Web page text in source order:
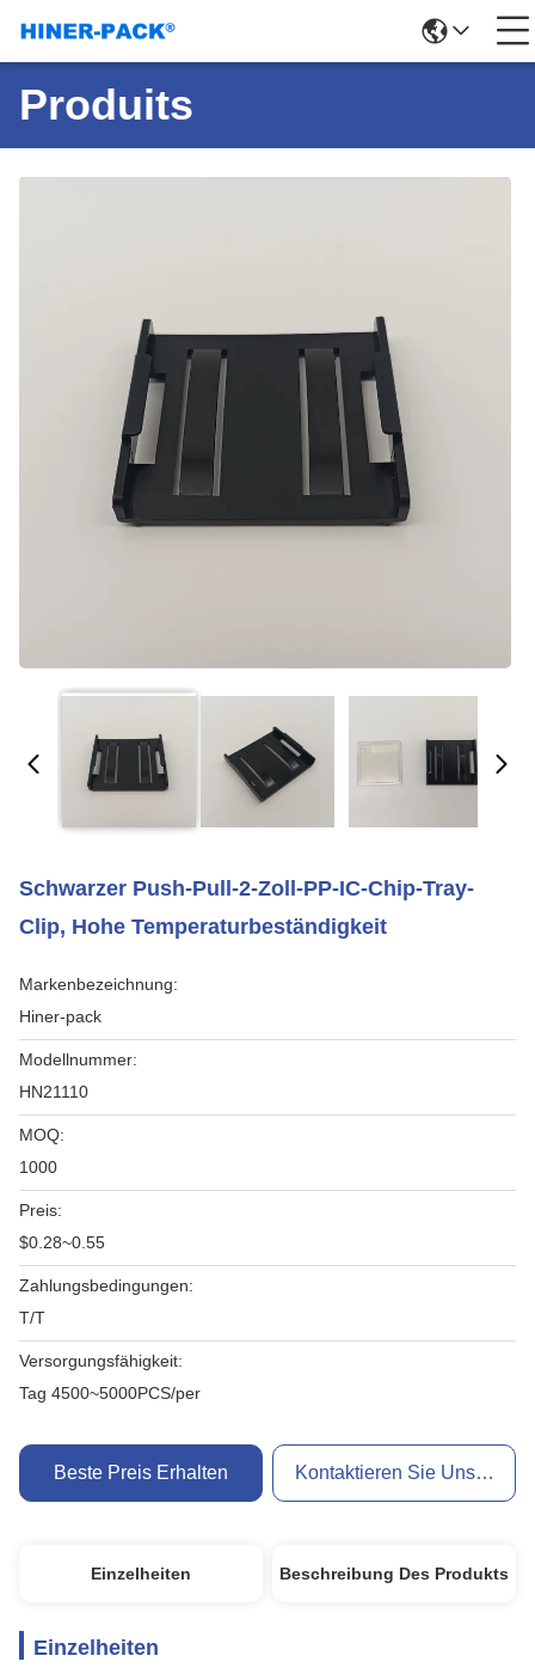
Produits
Schwarzer Push-Pull-2-Zoll-PP-IC-Chip-Tray-
Clip, Hohe Temperaturbeständigkeit
Markenbezeichnung:
Hiner-pack
Modellnummer:
HN21110
MOQ:
1000
Preis:
$0.28~0.55
Zahlungsbedingungen:
T/T
Versorgungsfähigkeit:
Tag 4500~5000PCS/per
Beste Preis Erhalten Kontaktieren Sie Uns Jetzt
Einzelheiten Beschreibung Des Produkts
Einzelheiten